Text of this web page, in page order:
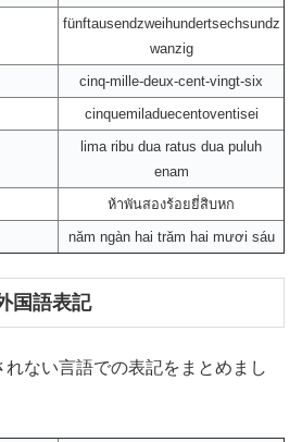
fünftausendzweihundertsechsundz
wanzig
cinq-mille-deux-cent-vingt-six
cinquemiladuecentoventisei
lima ribu dua ratus dua puluh
enam
ห้าพันสองร้อยยี่สิบหก
năm ngàn hai trăm hai mươi sáu
国語表記
れない言語での表記をまとめまし